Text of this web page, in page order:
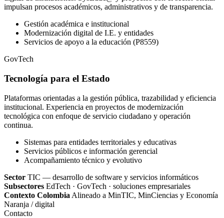
impulsan procesos académicos, administrativos y de transparencia.
Gestión académica e institucional
Modernización digital de I.E. y entidades
Servicios de apoyo a la educación (P8559)
GovTech
Tecnología para el Estado
Plataformas orientadas a la gestión pública, trazabilidad y eficiencia
institucional. Experiencia en proyectos de modernización
tecnológica con enfoque de servicio ciudadano y operación
continua.
Sistemas para entidades territoriales y educativas
Servicios públicos e información gerencial
Acompañamiento técnico y evolutivo
Sector TIC — desarrollo de software y servicios informáticos
Subsectores EdTech · GovTech · soluciones empresariales
Contexto Colombia Alineado a MinTIC, MinCiencias y Economía
Naranja / digital
Contacto